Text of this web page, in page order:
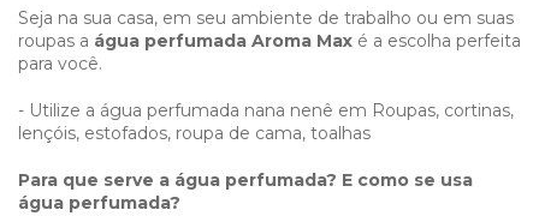
Seja na sua casa, em seu ambiente de trabalho ou em suas
roupas a água perfumada Aroma Max é a escolha perfeita
para você.
- Utilize a água perfumada nana nenê em Roupas, cortinas,
lençóis, estofados, roupa de cama, toalhas
Para que serve a água perfumada? E como se usa
água perfumada?